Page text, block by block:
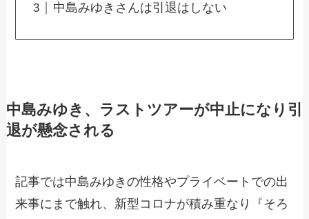
中島みゆきさんは引退はしない
中島みゆき、ラストツアーが中止になり引
退が懸念される
記事では中島みゆきの性格やプライベートでの出
来事にまで触れ、新型コロナが積み重なり『そろ